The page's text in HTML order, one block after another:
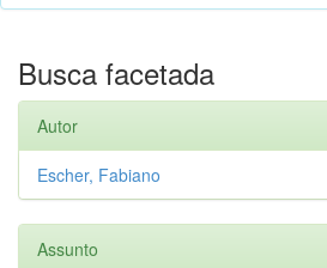
Busca facetada
Autor
Escher, Fabiano
Assunto